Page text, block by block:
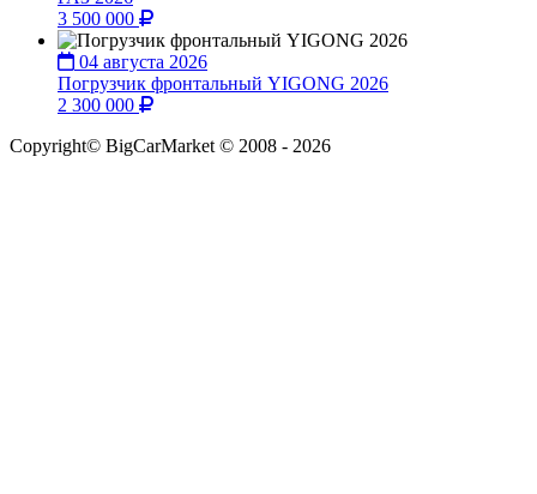
3 500 000
04 августа 2026
Погрузчик фронтальный YIGONG 2026
2 300 000
Copyright© BigCarMarket © 2008 - 2026